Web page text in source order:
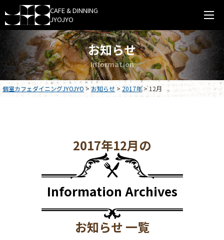
CAFE & DINNING
JYOJYO0276-38-4477
HOME
お知らせ
オンラインショップ
プライバシーポリシー
お知らせ
Information
個室カフェダイニングJYOJYO >お知らせ > 2017年>12月
2017年12月の
Information Archives
お知らせ 一覧